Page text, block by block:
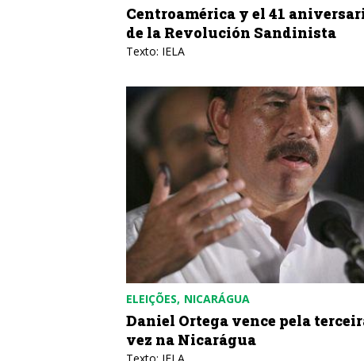
Centroamérica y el 41
de la Revolución Sandinista
Texto: IELA
ELEIÇÕES NICARÁGUA
Daniel Ortega vence pela
vez na Nicarágua